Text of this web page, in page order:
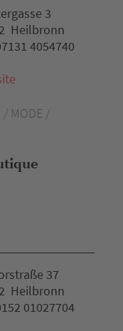
/ MODE /
3
Heilbronn
4054740
37
Heilbronn
01027704